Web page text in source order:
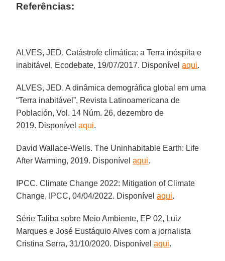
Referências:
ALVES, JED. Catástrofe climática: a Terra inóspita e
inabitável, Ecodebate, 19/07/2017. Disponívelaqui.
ALVES, JED. A dinâmica demográfica global em uma
“Terra inabitável”, Revista Latinoamericana de
Población, Vol. 14 Núm. 26, dezembro de
2019. Disponívelaqui.
David Wallace-Wells. The Uninhabitable Earth: Life
After Warming, 2019. Disponívelaqui.
IPCC. Climate Change 2022: Mitigation of Climate
Change, IPCC, 04/04/2022. Disponívelaqui.
Série Taliba sobre Meio Ambiente, EP 02, Luiz
Marques e José Eustáquio Alves com a jornalista
Cristina Serra, 31/10/2020. Disponívelaqui.